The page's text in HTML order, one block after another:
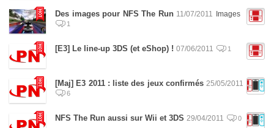
Des images pour NFS The Run 11/07/2011 Images
1
[E3] Le line-up 3DS (et eShop) ! 07/06/2011 1
[Maj] E3 2011 : liste des jeux confirmés 25/05/2011
6
NFS The Run aussi sur Wii et 3DS 29/04/2011 0